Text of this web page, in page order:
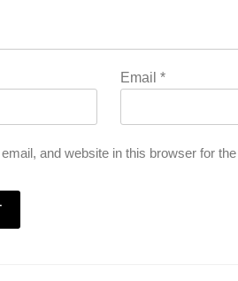
Email*
and website in this browser for